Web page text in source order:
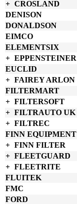
CROSLAND
DENISON
DONALDSON
EIMCO
ELEMENTSIX
EPPENSTEINER
EUCLID
FAIREY ARLON
FILTERMART
FILTERSOFT
FILTRAUTO UK
FILTREC
FINN EQUIPMENT
FINN FILTER
FLEETGUARD
FLEETRITE
FLUITEK
FMC
FORD